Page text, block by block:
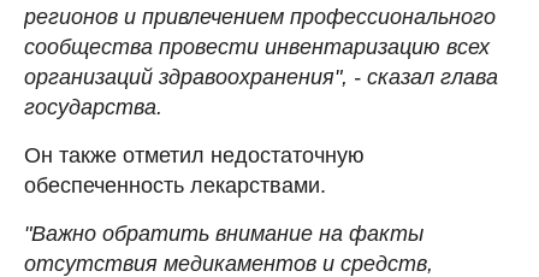
регионов и привлечением профессионального
сообщества провести инвентаризацию всех
организаций здравоохранения", - сказал глава
государства.
Он также отметил недостаточную
обеспеченность лекарствами.
"Важно обратить внимание на факты
отсутствия медикаментов и средств,